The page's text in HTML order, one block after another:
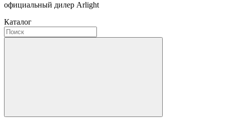
официальный дилер Arlight
Каталог